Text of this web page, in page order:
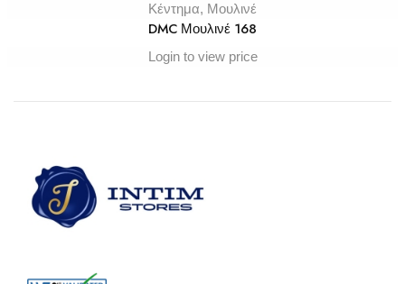
Κέντημα, Μουλινέ
DMC Μουλινέ 168
Login to view price